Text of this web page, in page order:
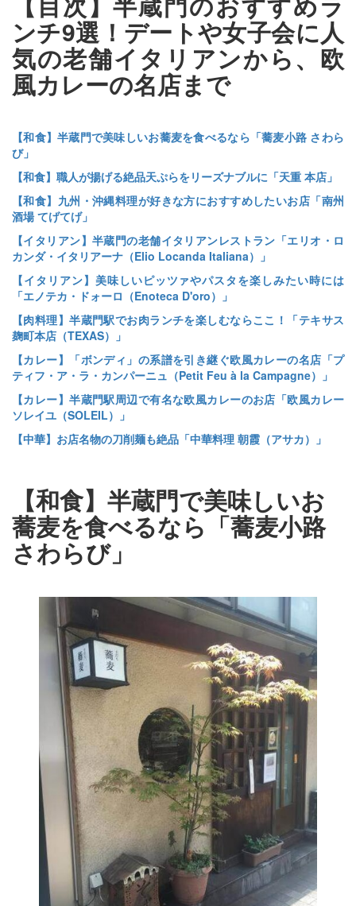
ンチ9選！デートや女子会に人
気の老舗イタリアンから、欧
風カレーの名店まで
【和食】半蔵門で美味しいお蕎麦を食べるなら「蕎麦小路 さわら
び」
【和食】職人が揚げる絶品天ぷらをリーズナブルに「天重 本店」
【和食】九州・沖縄料理が好きな方におすすめしたいお店「南州
酒場 てげてげ」
【イタリアン】半蔵門の老舗イタリアンレストラン「エリオ・ロ
カンダ・イタリアーナ（Elio Locanda Italiana）」
【イタリアン】美味しいピッツァやパスタを楽しみたい時には
「エノテカ・ドォーロ（Enoteca D'oro）」
【肉料理】半蔵門駅でお肉ランチを楽しむならここ！「テキサス
麹町本店（TEXAS）」
【カレー】「ボンディ」の系譜を引き継ぐ欧風カレーの名店「プ
ティフ・ア・ラ・カンパーニュ（Petit Feu à la Campagne）」
【カレー】半蔵門駅周辺で有名な欧風カレーのお店「欧風カレー
ソレイユ（SOLEIL）」
【中華】お店名物の刀削麺も絶品「中華料理 朝霞（アサカ）」
【和食】半蔵門で美味しいお
蕎麦を食べるなら「蕎麦小路
さわらび」